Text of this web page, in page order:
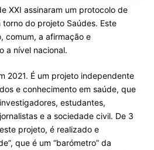
XXI assinaram um protocolo de
do projeto Saúdes. Este
comum, a afirmação e
a nível nacional.
2021. É um projeto independente
e conhecimento em saúde, que
estudantes,
e a sociedade civil. De 3
projeto, é realizado e
que é um “barómetro” da